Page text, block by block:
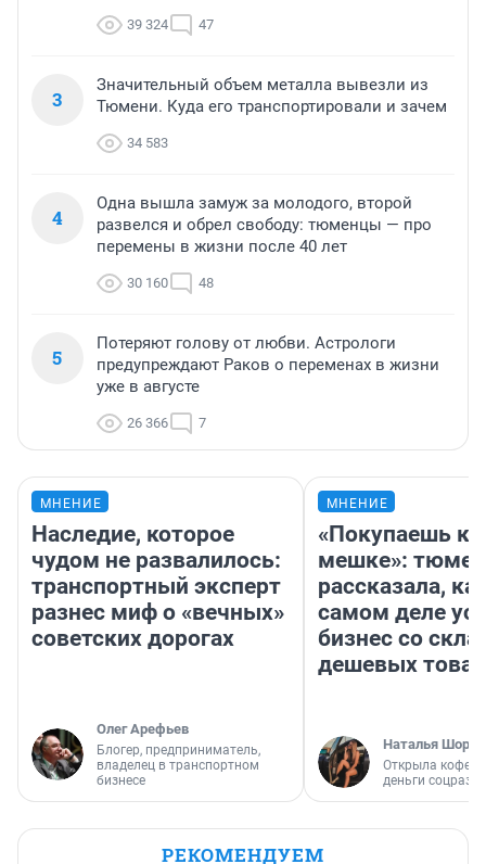
39 324 47
3
Значительный объем металла вывезли из
Тюмени. Куда его транспортировали и зачем
34 583
4
Одна вышла замуж за молодого, второй
развелся и обрел свободу: тюменцы — про
перемены в жизни после 40 лет
30 160 48
5
Потеряют голову от любви. Астрологи
предупреждают Раков о переменах в жизни
уже в августе
26 366 7
МНЕНИЕ
Наследие, которое
чудом не развалилось:
транспортный эксперт
разнес миф о «вечных»
советских дорогах
Олег Арефьев
Блогер, предприниматель,
владелец в транспортном
бизнесе
МНЕНИЕ
«Покупаешь
мешке»:
рассказала,
самом деле
бизнес со
дешевых
Наталья
Открыла
деньги
РЕКОМЕНДУЕМ